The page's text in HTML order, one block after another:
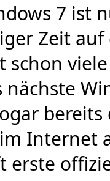
7 ist
Zeit
schon
nächste
im Internet
erste